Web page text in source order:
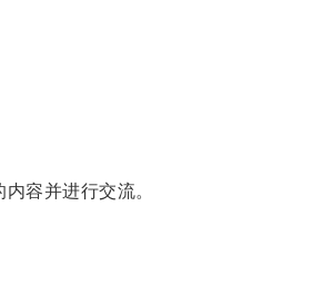
容并进行交流。